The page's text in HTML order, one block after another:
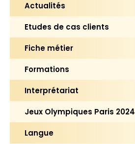
Actualités
Etudes de cas clients
Fiche métier
Formations
Interprétariat
Jeux Olympiques Paris 2024
Langue